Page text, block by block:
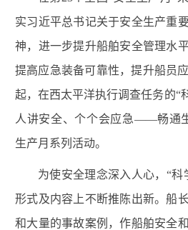
实习近平总书记关于安全生产重
神，进一步提升船舶安全管理水
提高应急装备可靠性，提升船员
起，在西太平洋执行调查任务的“
人讲安全、个个会应急——畅通
生产月系列活动。
为使安全理念深入人心，“科
形式及内容上不断推陈出新。船
和大量的事故案例，作船舶安全